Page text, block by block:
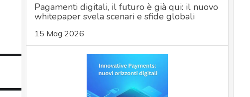
Pagamenti digitali, il futuro è già qui: il nuovo
whitepaper svela scenari e sfide globali
15 Mag 2026